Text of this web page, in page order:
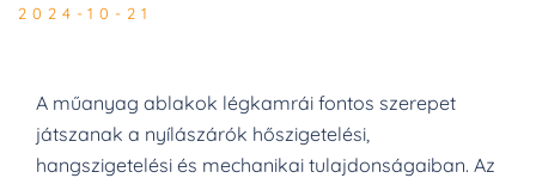
2024-10-21
A műanyag ablakok légkamrái fontos szerepet
játszanak a nyílászárók hőszigetelési,
hangszigetelési és mechanikai tulajdonságaiban. Az